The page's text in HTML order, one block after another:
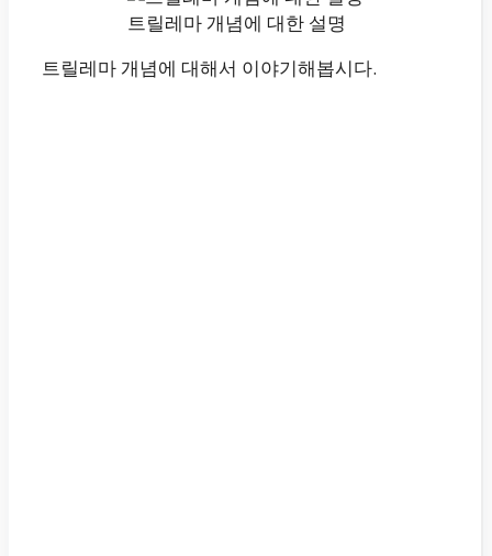
트릴레마 개념에 대한 설명
트릴레마 개념에 대해서 이야기해봅시다.